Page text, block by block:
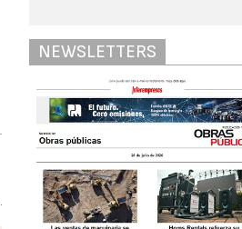
NEWSLETTERS